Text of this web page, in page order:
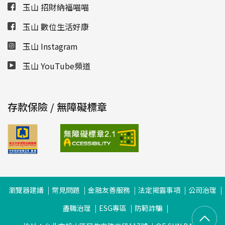
玉山 招財納福喵喵
玉山 數位生活好康
玉山 Instagram
玉山 YouTube頻道
存款保險 / 無障礙標章
瀏覽器建議 常見問題 金融友善服務 法定揭露事項
公司治理
盡職治理
ESG專區
防範詐騙